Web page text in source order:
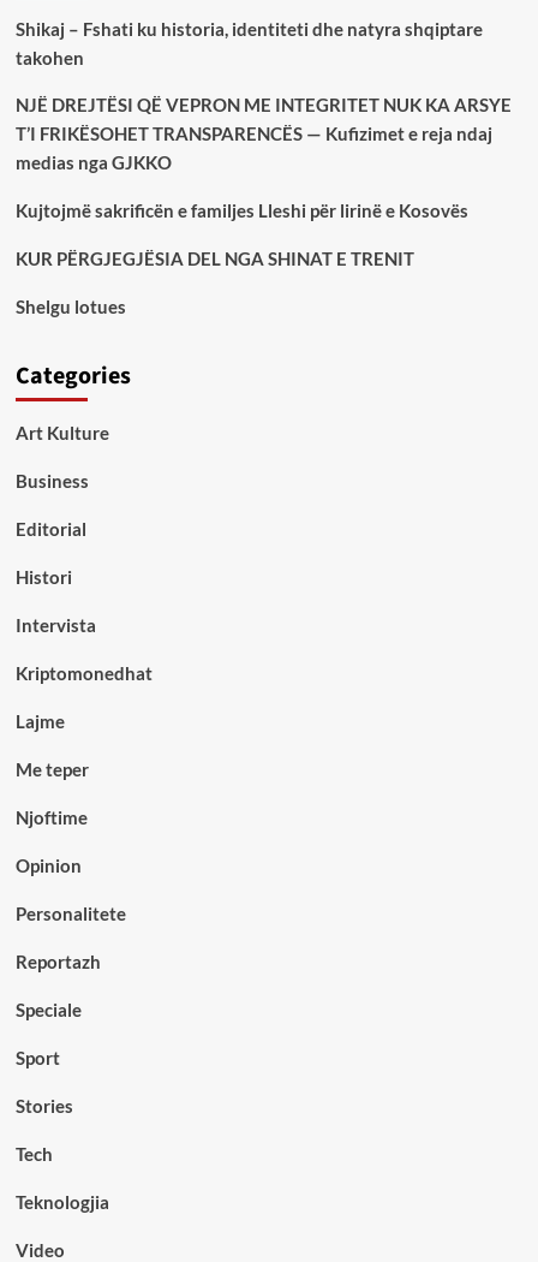
Shikaj – Fshati ku historia, identiteti dhe natyra shqiptare
takohen
NJË DREJTËSI QË VEPRON ME INTEGRITET NUK KA ARSYE
T’I FRIKËSOHET TRANSPARENCËS — Kufizimet e reja ndaj
medias nga GJKKO
Kujtojmë sakrificën e familjes Lleshi për lirinë e Kosovës
KUR PËRGJEGJËSIA DEL NGA SHINAT E TRENIT
Shelgu lotues
Categories
Art Kulture
Business
Editorial
Histori
Intervista
Kriptomonedhat
Lajme
Me teper
Njoftime
Opinion
Personalitete
Reportazh
Speciale
Sport
Stories
Tech
Teknologjia
Video